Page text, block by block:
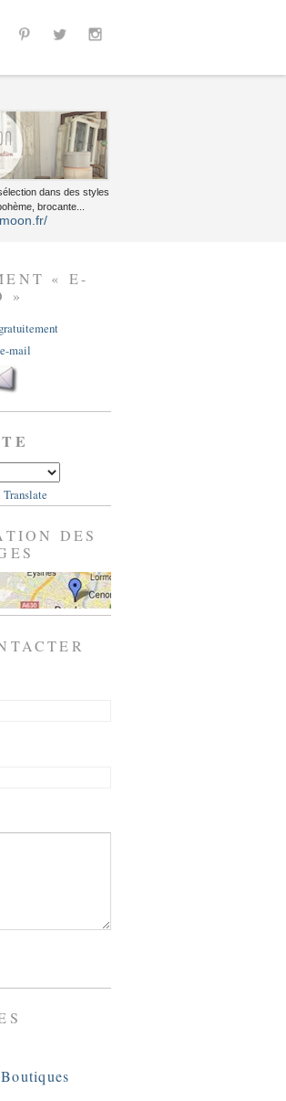
dans des styles
brocante...
« E-
»
mail
Translate
DES
Boutiques